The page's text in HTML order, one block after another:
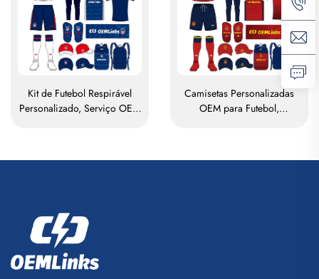
Futebol com Sublimação
Kit de Futebol Respirável
Personalizado, Serviço OEM
Camisetas Personalizadas
OEM para Futebol,